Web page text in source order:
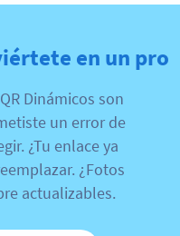
en un pro
Dinámicos son
un error de
¿Tu enlace ya
¿Fotos
actualizables.